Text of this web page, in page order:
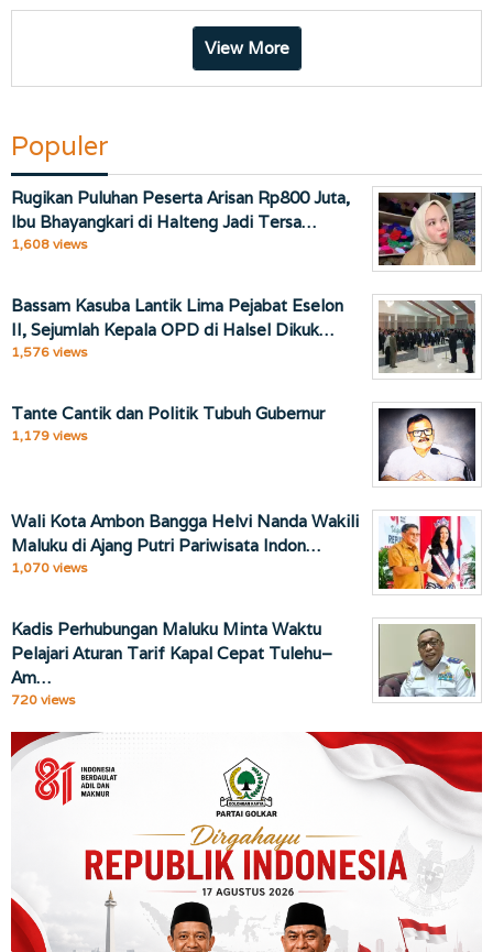
View More
Populer
Rugikan Puluhan Peserta Arisan Rp800 Juta,
Ibu Bhayangkari di Halteng Jadi Tersa…
1,608 views
Bassam Kasuba Lantik Lima Pejabat Eselon
II, Sejumlah Kepala OPD di Halsel Dikuk…
1,576 views
Tante Cantik dan Politik Tubuh Gubernur
1,179 views
Wali Kota Ambon Bangga Helvi Nanda Wakili
Maluku di Ajang Putri Pariwisata Indon…
1,070 views
Kadis Perhubungan Maluku Minta Waktu
Pelajari Aturan Tarif Kapal Cepat Tulehu–
Am…
720 views